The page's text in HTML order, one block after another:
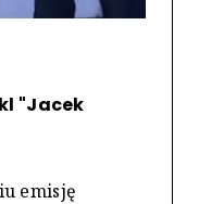
"Jacek
emisję